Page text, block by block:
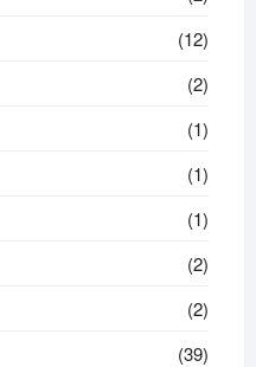
(12)
(2)
(1)
(1)
(1)
(2)
(2)
(39)